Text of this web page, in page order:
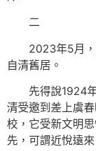
二
2023年5月
自清舊居。
先得說1924
清受邀到差上虞
校，它受新文明
先，可謂近悅遠